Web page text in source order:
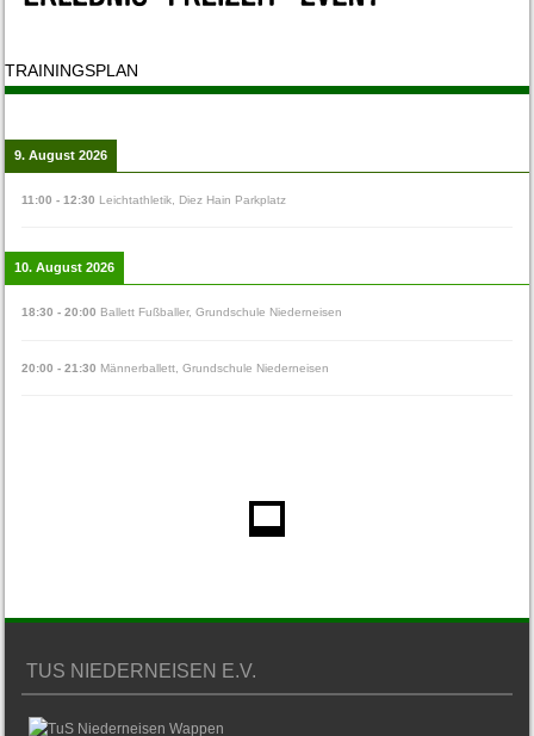
TRAININGSPLAN
9. August 2026
11:00 -12:30 Leichtathletik, Diez Hain Parkplatz
10. August 2026
18:30 -20:00 Ballett Fußballer,Grundschule Niederneisen
20:00 -21:30 Männerballett ,Grundschule Niederneisen
TUS NIEDERNEISEN E.V.